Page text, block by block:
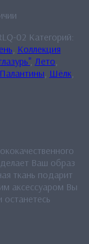
02 Категорий:
Коллекция
, Лето
Палантины Шёлк
Ваш образ
ткань подарит
аксессуаром Вы
останетесь